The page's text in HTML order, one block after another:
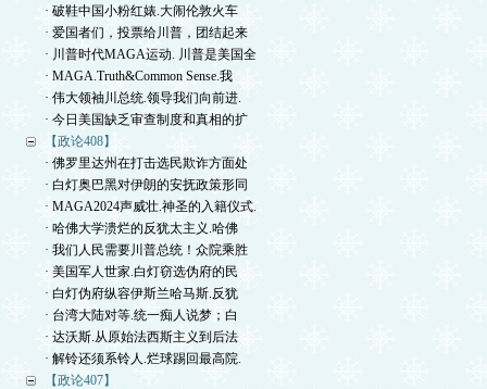
· 破鞋中国小粉红婊.大闹伦敦火车
· 爱国者们，投票给川普，团结起来
· 川普时代MAGA运动. 川普是美国全
· MAGA.Truth&Common Sense.我
· 伟大领袖川总统.领导我们向前进.
· 今日美国缺乏审查制度和真相的扩
【政论408】
· 佛罗里达州在打击选民欺诈方面处
· 白灯奥巴黑对伊朗的安抚政策形同
· MAGA2024声威壮.神圣的入籍仪式.
· 哈佛大学溃烂的反犹太主义.哈佛
· 我们人民需要川普总统！众院乘胜
· 美国军人世家.白灯窃选伪府的民
· 白灯伪府纵容伊斯兰哈马斯.反犹
· 台湾大陆对等.统一痴人说梦；白
· 达沃斯.从原始法西斯主义到后法
· 解铃还须系铃人.烂球踢回最高院.
【政论407】